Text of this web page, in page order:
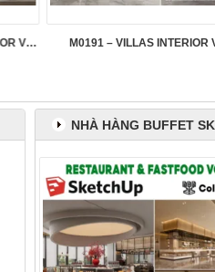
M0193 – MODERN STYLES INTERIOR VOL.5 M0191 – VILLAS INTERIOR
NHÀ HÀNG BUFFET